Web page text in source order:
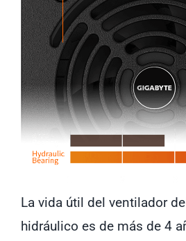
La vida útil del ventilador
hidráulico es de más de 4